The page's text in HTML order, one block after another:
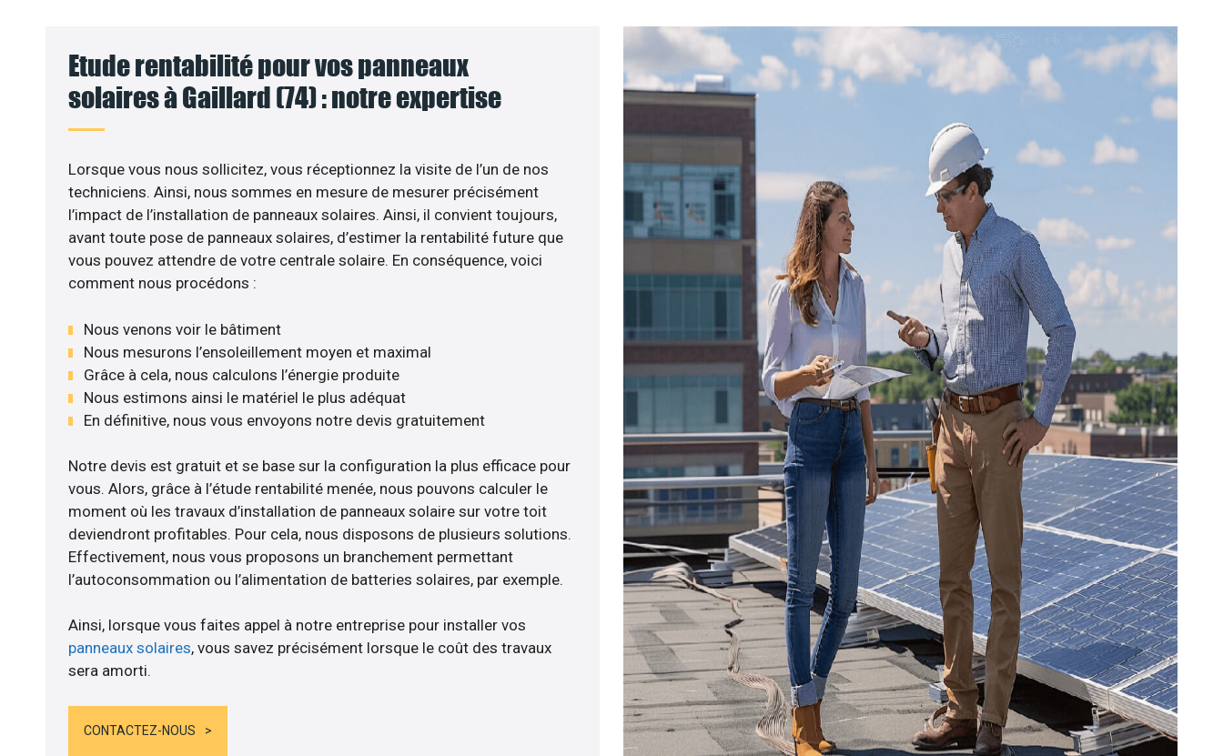
Etude rentabilité pour vos panneaux
solaires à Gaillard (74) : notre expertise
Lorsque vous nous sollicitez, vous réceptionnez la visite de l’un de nos
techniciens. Ainsi, nous sommes en mesure de mesurer précisément
l’impact de l’installation de panneaux solaires. Ainsi, il convient toujours,
avant toute pose de panneaux solaires, d’estimer la rentabilité future que
vous pouvez attendre de votre centrale solaire. En conséquence, voici
comment nous procédons :
Nous venons voir le bâtiment
Nous mesurons l’ensoleillement moyen et maximal
Grâce à cela, nous calculons l’énergie produite
Nous estimons ainsi le matériel le plus adéquat
En définitive, nous vous envoyons notre devis gratuitement
Notre devis est gratuit et se base sur la configuration la plus efficace pour
vous. Alors, grâce à l’étude rentabilité menée, nous pouvons calculer le
moment où les travaux d’installation de panneaux solaire sur votre toit
deviendront profitables. Pour cela, nous disposons de plusieurs solutions.
Effectivement, nous vous proposons un branchement permettant
l’autoconsommation ou l’alimentation de batteries solaires, par exemple.
Ainsi, lorsque vous faites appel à notre entreprise pour installer vos
panneaux solaires, vous savez précisément lorsque le coût des travaux
sera amorti.
CONTACTEZ-NOUS